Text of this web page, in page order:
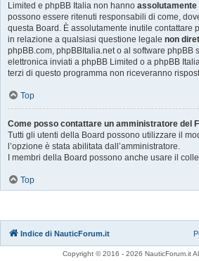
Limited e phpBB Italia non hanno
possono essere ritenuti responsabili di come,
questa Board. È assolutamente inutile contattare
in relazione a qualsiasi questione legale non
phpBB.com, phpBBItalia.net o al software phpBB
elettronica inviati a phpBB Limited o a phpBB
terzi di questo programma non riceveranno
Top
Come posso contattare un amministratore del
Tutti gli utenti della Board possono utilizzare il
l’opzione è stata abilitata dall’amministratore.
I membri della Board possono anche usare il
Top
Indice di NauticForum.it
Copyright © 2016 - 2026 NauticForum.it